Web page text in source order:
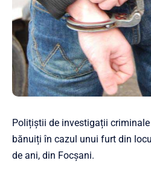
Polițiștii de investigații
bănuiți în cazul unui furt din
de ani, din Focșani.